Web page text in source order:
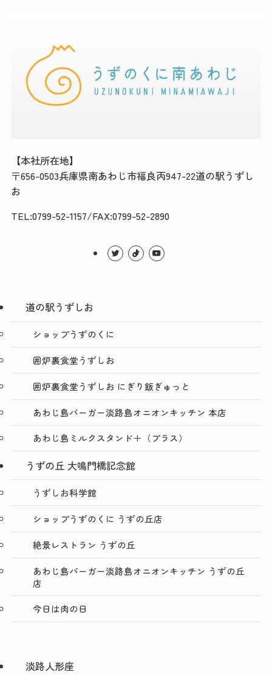
【本社所在地】
〒656-0503兵庫県南あわじ市福良丙947-22道の駅うずし
お
TEL:0799-52-1157/FAX:0799-52-2890
道の駅うずしお
ショップうずのくに
囲炉裏食堂うずしお
囲炉裏食堂うずしお にぎり飯ぎゅっと
あわじ島バーガー淡路島オニオンキッチン 本店
あわじ島ミルクスタンド＋（プラス）
うずの丘 大鳴門橋記念館
うずしお科学館
ショップうずのくに うずの丘店
絶景レストラン うずの丘
あわじ島バーガー淡路島オニオンキッチン うずの丘
店
今日は肉の日
淡路人形座